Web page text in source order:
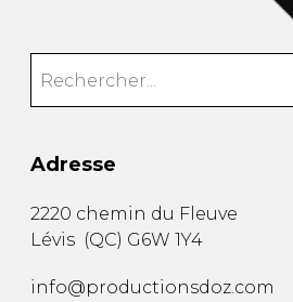
Adresse
2220 chemin du Fleuve
Lévis (QC) G6W 1Y4
info@productionsdoz.com